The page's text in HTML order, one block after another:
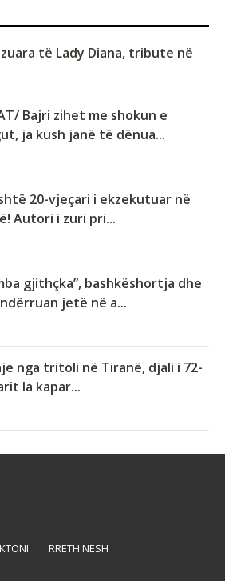
të Lady Diana, tribute në
Bajri zihet me shokun e
ja kush janë të dënua...
20-vjeçari i ekzekutuar në
Autori i zuri pri...
gjithçka”, bashkëshortja dhe
jetë në a...
nga tritoli në Tiranë, djali i 72-
la kapar...
RRETH NESH